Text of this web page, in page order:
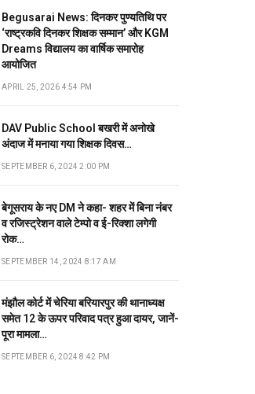
Begusarai News: दिनकर पुण्यतिथि पर
‘राष्ट्रकवि दिनकर शिक्षक सम्मान’ और KGM
Dreams विद्यालय का वार्षिक समारोह
आयोजित
APRIL 25, 2026 4:54 PM
DAV Public School बखरी में अनोखे
अंदाज में मनाया गया शिक्षक दिवस…
SEPTEMBER 6, 2024 2:00 PM
बेगूसराय के नए DM ने कहा- शहर में बिना नंबर
व रजिस्ट्रेशन वाले टेम्पो व ई-रिक्शा लगेगी
रोक…
SEPTEMBER 14, 2024 8:17 AM
मंझौल कोर्ट में चेरिया बरियारपुर की थानाध्यक्ष
समेत 12 के ऊपर परिवाद पत्र हुआ दायर, जानें-
पूरा मामला…
SEPTEMBER 6, 2024 8:42 PM